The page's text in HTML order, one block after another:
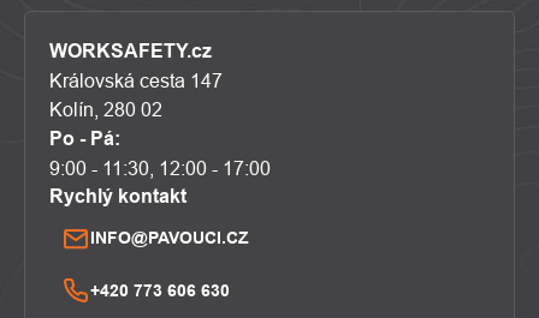
WORKSAFETY.cz
Královská cesta 147
Kolín, 280 02
Po - Pá:
9:00 - 11:30, 12:00 - 17:00
Rychlý kontakt
INFO@PAVOUCI.CZ
+420 773 606 630